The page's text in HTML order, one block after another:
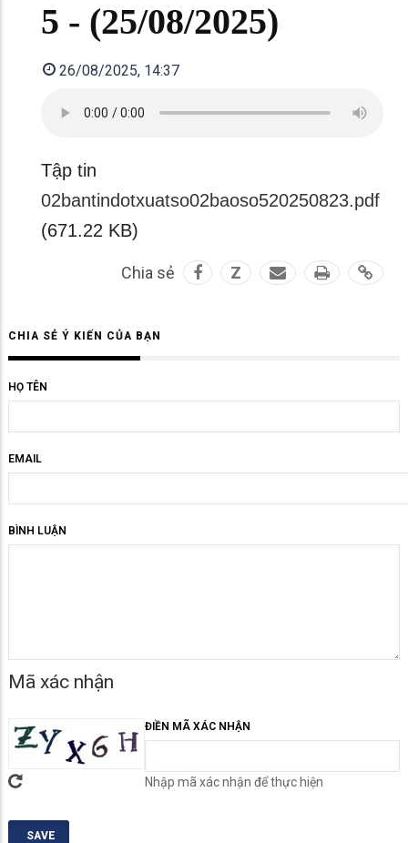
5 - (25/08/2025)
26/08/2025, 14:37
Tập tin
02bantindotxuatso02baoso520250823.pdf
(671.22 KB)
Chia sẻ Z
CHIA SẺ Ý KIẾN CỦA BẠN
HỌ TÊN
EMAIL
BÌNH LUẬN
Mã xác nhận
ĐIỀN MÃ XÁC NHẬN
Nhập mã xác nhận để thực hiện